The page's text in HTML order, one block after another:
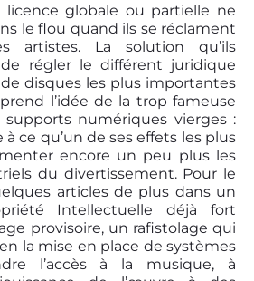
globale ou partielle ne
le flou quand ils se réclament
artistes. La solution qu’ils
régler le différent juridique
disques les plus importantes
l’idée de la trop fameuse
supports numériques vierges :
ce qu’un de ses effets les plus
encore un peu plus les
du divertissement. Pour le
articles de plus dans un
Intellectuelle déjà fort
provisoire, un rafistolage qui
la mise en place de systèmes
l’accès à la musique, à